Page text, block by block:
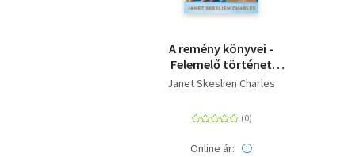
A remény könyvei -
Felemelő történet
újrakezdésről,
könyvek gyógyító
erejéről
Janet Skeslien Charles
Online ár: